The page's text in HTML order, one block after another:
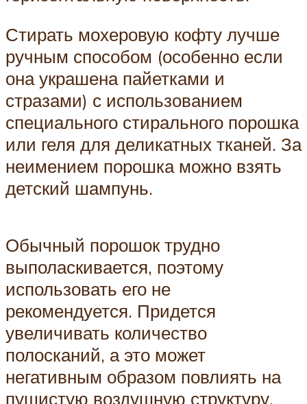
Стирать мохеровую кофту лучше
ручным способом (особенно если
она украшена пайетками и
стразами) с использованием
специального стирального порошка
или геля для деликатных тканей. За
неимением порошка можно взять
детский шампунь.
Обычный порошок трудно
выполаскивается, поэтому
использовать его не
рекомендуется. Придется
увеличивать количество
полосканий, а это может
негативным образом повлиять на
пушистую воздушную структуру.